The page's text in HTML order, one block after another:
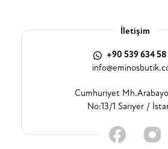
İletişim
+90 539 634 58
Cumhuriyet
No:13/1 Sarıyer /